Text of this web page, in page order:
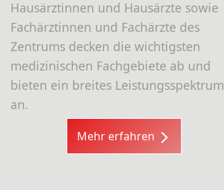
Hausärztinnen und Hausärzte sowie
Fachärztinnen und Fachärzte des
Zentrums decken die wichtigsten
medizinischen Fachgebiete ab und
bieten ein breites Leistungsspektrum
an.
Mehr erfahren